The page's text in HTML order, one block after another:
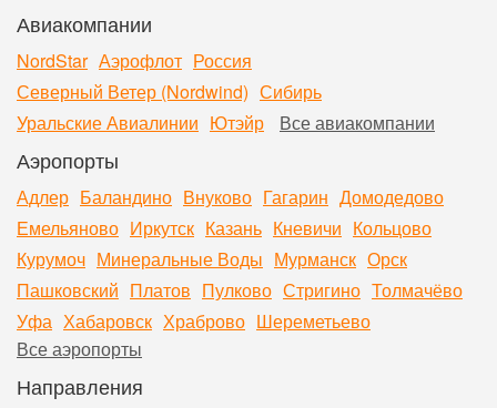
Авиакомпании
NordStar Аэрофлот Россия
Северный Ветер (Nordwind) Сибирь
Уральские Авиалинии Ютэйр Все авиакомпании
Аэропорты
Адлер Баландино Внуково Гагарин Домодедово
Емельяново Иркутск Казань Кневичи Кольцово
Курумоч Минеральные Воды Мурманск Орск
Пашковский Платов Пулково Стригино Толмачёво
Уфа Хабаровск Храброво Шереметьево
Все аэропорты
Направления